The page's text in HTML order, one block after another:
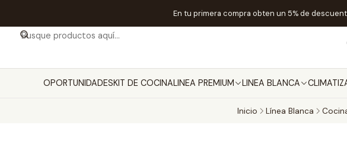
OPORTUNIDADESKIT DE COCINALINEA PREMIUM LINEA BLANCA
En tu primera compra obten un 5% de
Inicio Línea Blanca